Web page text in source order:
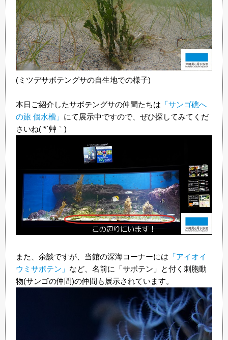
(ミツデサボテングサの自生地での様子)
本日ご紹介したサボテングサの仲間たちは 「サンゴ礁へ
の旅 個水槽」 にて展示中ですので、ぜひ探してみてくだ
さいね( *´艸｀)
また、余談ですが、当館の深海コーナーには 「アイオイ
ウミサボテン」 など、名前に「サボテン」と付く刺胞動
物(サンゴの仲間)の仲間も展示されています。